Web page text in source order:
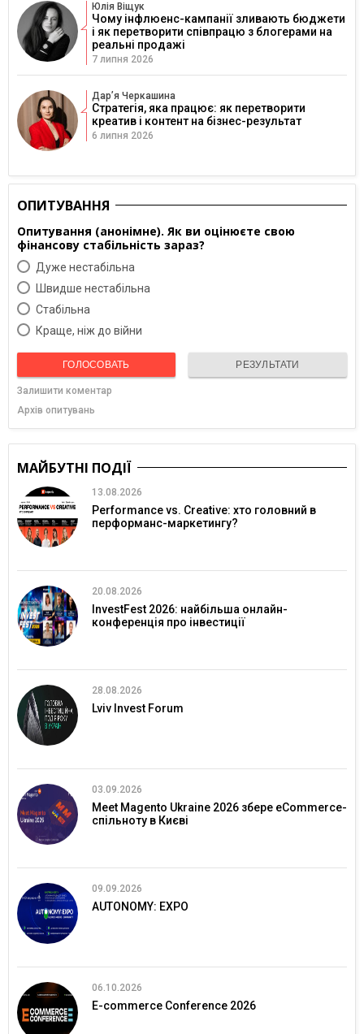
Юлія Віщук
Чому інфлюенс-кампанії зливають бюджети
і як перетворити співпрацю з блогерами на
реальні продажі
7 липня 2026
Дарʼя Черкашина
Стратегія, яка працює: як перетворити
креатив і контент на бізнес-результат
6 липня 2026
ОПИТУВАННЯ
Опитування (анонімне). Як ви оцінюєте свою
фінансову стабільність зараз?
Дуже нестабільна
Швидше нестабільна
Cтабільна
Краще, ніж до війни
ГОЛОСОВАТЬ РЕЗУЛЬТАТИ
Залишити коментар
Архів опитувань
МАЙБУТНІ ПОДІЇ
13.08.2026
Performance vs. Creative: хто головний в
перформанс-маркетингу?
20.08.2026
InvestFest 2026: найбільша онлайн-
конференція про інвестиції
28.08.2026
Lviv Invest Forum
03.09.2026
Meet Magento Ukraine 2026 збере eCommerce-
спільноту в Києві
09.09.2026
AUTONOMY: EXPO
06.10.2026
E-commerce Conference 2026